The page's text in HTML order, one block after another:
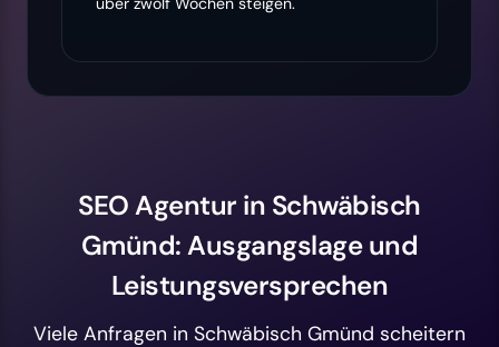
SEO Agentur in Schwäbisch
Gmünd: Ausgangslage und
Leistungsversprechen
Viele Anfragen in Schwäbisch Gmünd scheitern